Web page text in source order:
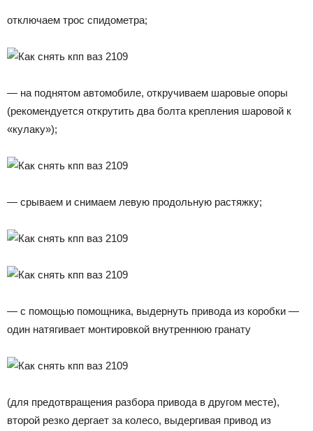
отключаем трос спидометра;
— на поднятом автомобиле, откручиваем шаровые опоры
(рекомендуется открутить два болта крепления шаровой к
«кулаку»);
— срываем и снимаем левую продольную растяжку;
— с помощью помощника, выдернуть привода из коробки —
один натягивает монтировкой внутреннюю гранату
(для предотвращения разбора привода в другом месте),
второй резко дергает за колесо, выдергивая привод из